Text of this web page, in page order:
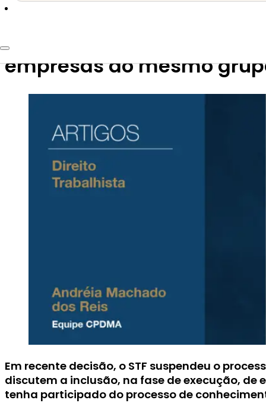
21 de novembro de 2023
Suspensão de
empresas do mesmo
Em recente decisão, o STF suspendeu o
discutem a inclusão, na fase de execução,
tenha participado do processo de